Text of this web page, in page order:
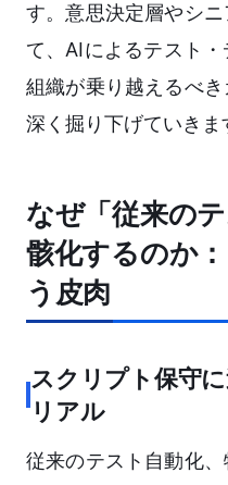
す。意思決定層やシ
て、AIによるテスト・
組織が乗り越えるべ
深く掘り下げていきま
なぜ「従来の
骸化するのか
う皮肉
スクリプト保守
リアル
従来のテスト自動化